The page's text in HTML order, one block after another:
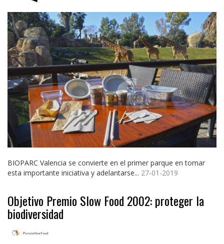
BIOPARC Valencia se convierte en el primer parque en tomar
esta importante iniciativa y adelantarse... 27-01-2019
Objetivo Premio Slow Food 2002: proteger la
biodiversidad